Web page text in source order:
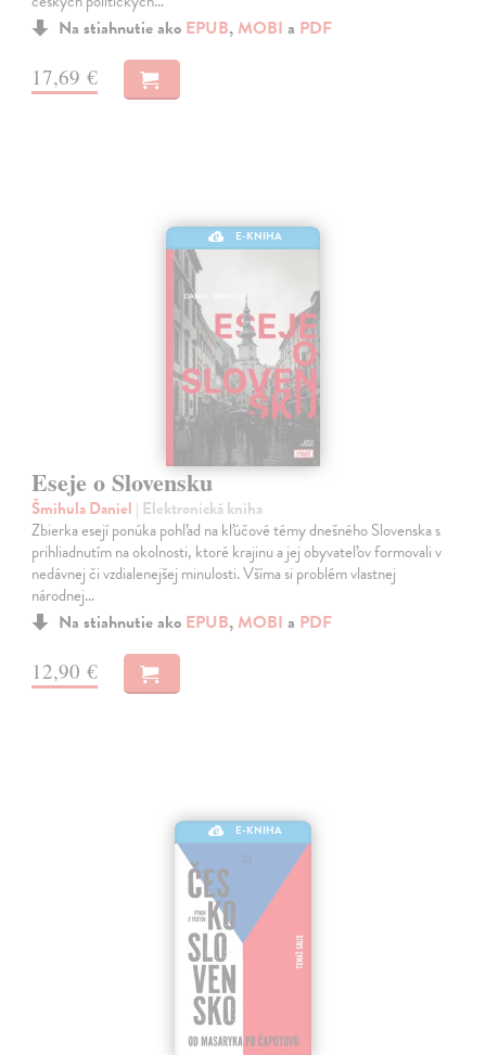
Na stiahnutie ako EPUB, MOBI a PDF
17,69 €
E-KNIHA
Eseje o Slovensku
Šmihula Daniel | Elektronická kniha
Zbierka esejí ponúka pohľad na kľúčové témy dnešného Slovenska s
prihliadnutím na okolnosti, ktoré krajinu a jej obyvateľov formovali v
nedávnej či vzdialenejšej minulosti. Všíma si problém vlastnej
národnej…
Na stiahnutie ako EPUB, MOBI a PDF
12,90 €
E-KNIHA